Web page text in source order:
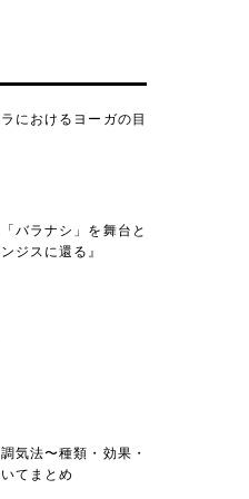
におけるヨーガの目
バラナシ」を舞台と
ジスに還る』
気法〜種類・効果・
てまとめ